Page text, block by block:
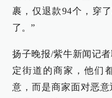
裹，仅退款94个，穿
了。”
扬子晚报/紫牛新闻记
定街道的商家，他们
意，而是商家面对恶